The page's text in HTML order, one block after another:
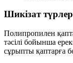
Шикізат
Полипропилен
тәсілі бойынша
сұрыпты қаптарға